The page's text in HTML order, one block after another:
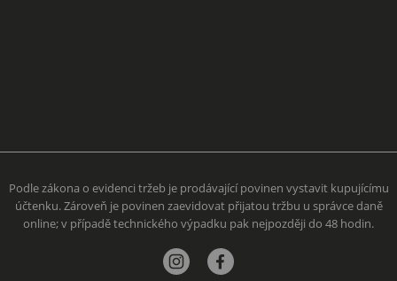
Podle zákona o evidenci tržeb je prodávající povinen vystavit kupujícímu
účtenku. Zároveň je povinen zaevidovat přijatou tržbu u správce daně
online; v případě technického výpadku pak nejpozději do 48 hodin.